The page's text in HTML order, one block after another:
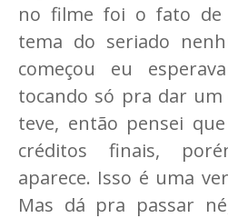
no filme foi o fato de
tema do seriado
começou eu
tocando só pra dar
teve, então pensei
créditos finais,
aparece. Isso é uma
Mas dá pra passar